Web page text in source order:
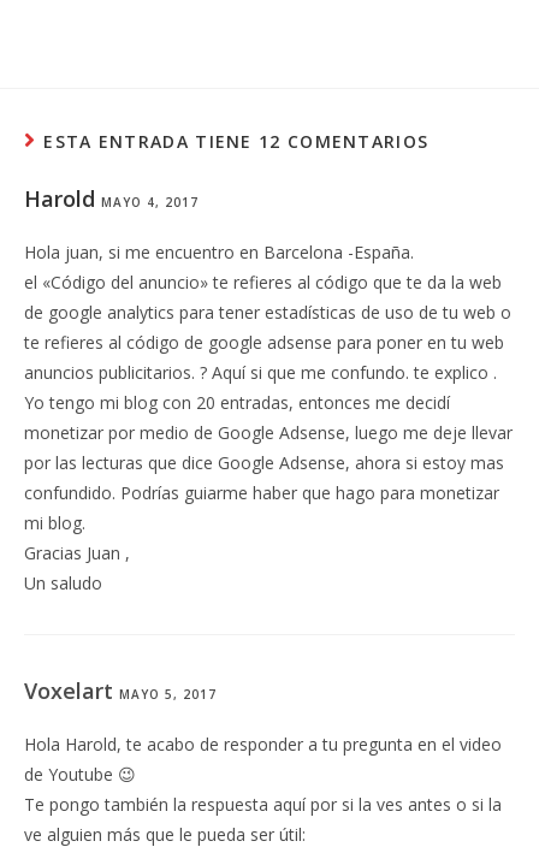
ESTA ENTRADA TIENE 12 COMENTARIOS
Harold MAYO 4, 2017
Hola juan, si me encuentro en Barcelona -España.
el «Código del anuncio» te refieres al código que te da la web
de google analytics para tener estadísticas de uso de tu web o
te refieres al código de google adsense para poner en tu web
anuncios publicitarios. ? Aquí si que me confundo. te explico .
Yo tengo mi blog con 20 entradas, entonces me decidí
monetizar por medio de Google Adsense, luego me deje llevar
por las lecturas que dice Google Adsense, ahora si estoy mas
confundido. Podrías guiarme haber que hago para monetizar
mi blog.
Gracias Juan ,
Un saludo
Voxelart MAYO 5, 2017
Hola Harold, te acabo de responder a tu pregunta en el video
de Youtube 😉
Te pongo también la respuesta aquí por si la ves antes o si la
ve alguien más que le pueda ser útil: